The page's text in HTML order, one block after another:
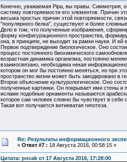
Конечно, уважаемая Pipa, вы правы. Симметрия,
систему повторяемости его элементов. Причин
весьма простых причин этой повторяемости,
"популярного белка", существуют и более
Дело в том, что полученные изображения,
форму конфигурационного пространства,
она, в принципе, не выходит за рамки науки. И ей
Первое подтверждение биологическое. Оно
процесс постоянного биохимического
возрастная динамика организма, постоянно
взаимосвязано, необходима некая
котором он мог бы постоянно меняться, но при
пространство жизни может быть закодировано
Второе объяснение культурологическое. Оно
полученные картинки. Он покрывает ими стены и
исламе подобные орнаменты называются
которое сам человек словно бы чувствует в
Такая вот получается витиеватая гипотеза.
Re: Результаты информационного
« Ответ #7 : 18 Августа 2016, 00:58:15 »
Цитата: pocak от 17 Августа 2016, 17:28:00